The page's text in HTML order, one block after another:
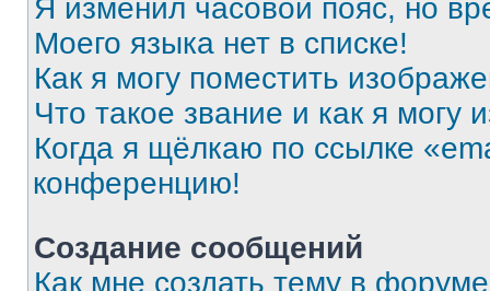
Я изменил часовой пояс, но
Моего языка нет в списке!
Как я могу поместить
Что такое звание и как я могу
Когда я щёлкаю по ссылке
конференцию!
Создание сообщений
Как мне создать тему в